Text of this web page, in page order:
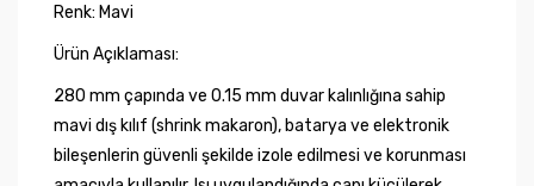
Renk: Mavi
Ürün Açıklaması:
280 mm çapında ve 0.15 mm duvar kalınlığına sahip
mavi dış kılıf (shrink makaron), batarya ve elektronik
bileşenlerin güvenli şekilde izole edilmesi ve korunması